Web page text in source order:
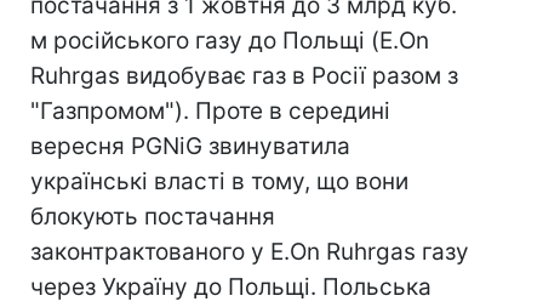
м російського газу до Польщі (E.On
Ruhrgas видобуває газ в Росії разом з
"Газпромом"). Проте в середині
вересня PGNiG звинуватила
українські власті в тому, що вони
блокують постачання
законтрактованого у E.On Ruhrgas газу
через Україну до Польщі. Польська